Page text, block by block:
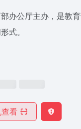
办公厅主办，是教
式。
看